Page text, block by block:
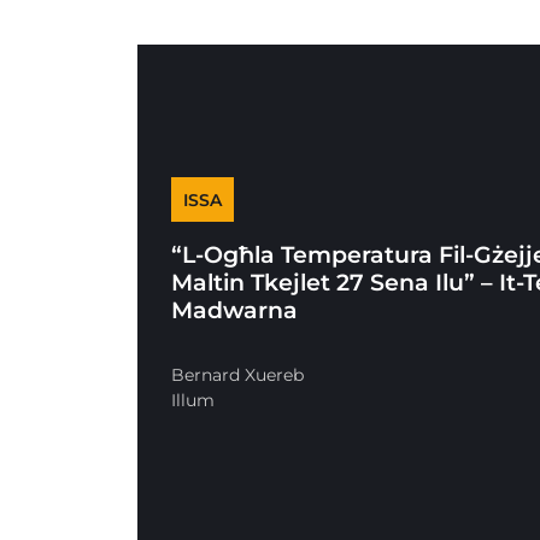
ISSA
“L-Ogħla Temperatura Fil-
Maltin Tkejlet 27 Sena Ilu” – It-
Madwarna
Bernard Xuereb
Illum